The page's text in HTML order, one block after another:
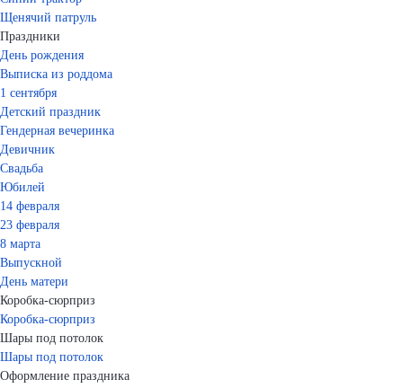
Щенячий патруль
Праздники
День рождения
Выписка из роддома
1 сентября
Детский праздник
Гендерная вечеринка
Девичник
Свадьба
Юбилей
14 февраля
23 февраля
8 марта
Выпускной
День матери
Коробка-сюрприз
Коробка-сюрприз
Шары под потолок
Шары под потолок
Оформление праздника